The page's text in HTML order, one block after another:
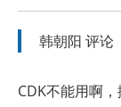
韩朝阳 评论
CDK不能用啊，